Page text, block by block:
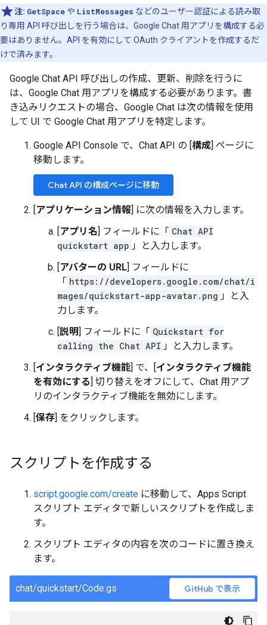
注: GetSpace や ListMessages などのユーザー認証による読み取
り専用 API 呼び出しを行う場合は、Google Chat 用アプリを構成する必
要はありません。API を有効にして OAuth クライアントを作成するだ
けで済みます。
Google Chat API 呼び出しの作成、更新、削除を行うに
は、Google Chat 用アプリを構成する必要があります。書
き込みリクエストの場合、Google Chat は次の情報を使用
して UI で Google Chat 用アプリを特定します。
Google API Console で、Chat API の [構成] ページに
移動します。
Chat API の構成ページに移動
[アプリケーション情報] に次の情報を入力します。
[アプリ名] フィールドに「 Chat API
quickstart app 」と入力します。
[アバターの URL] フィールドに
「 https://developers.google.com/chat/i
mages/quickstart-app-avatar.png 」と入
力します。
[説明] フィールドに「 Quickstart for
calling the Chat API 」と入力します。
[インタラクティブ機能] で、[インタラクティブ機能
を有効にする] 切り替えをオフにして、Chat 用アプ
リのインタラクティブ機能を無効にします。
[保存] をクリックします。
スクリプトを作成する
script.google.com/create に移動して、Apps Script
スクリプト エディタで新しいスクリプトを作成しま
す。
スクリプト エディタの内容を次のコードに置き換え
ます。
chat/quickstart/Code.gs GitHub で表示